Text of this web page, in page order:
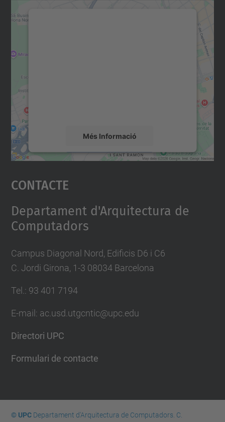
Més Informació
Accepta
powered by
Contacte
Departament d'Arquitectura de
Computadors
Campus Diagonal Nord, Edificis D6 i C6
C. Jordi Girona, 1-3 08034 Barcelona
Tel.: 93 401 7194
E-mail: ac.usd.utgcntic@upc.edu
Directori UPC
Formulari de contacte
© UPCDepartament d'Arquitectura de Computadors. C.